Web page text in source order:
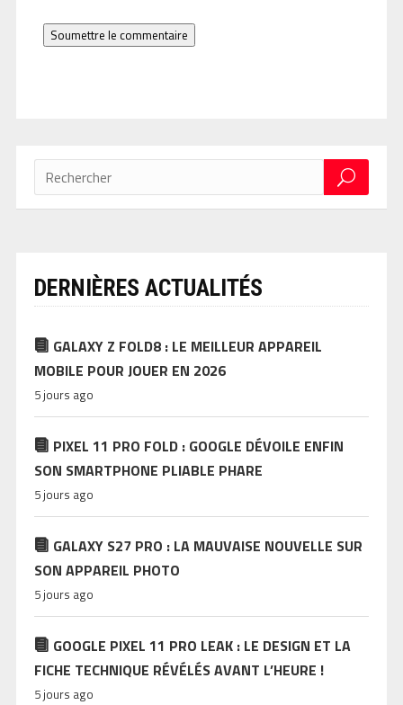
Soumettre le commentaire
DERNIÈRES ACTUALITÉS
GALAXY Z FOLD8 : LE MEILLEUR APPAREIL
MOBILE POUR JOUER EN 2026
5 jours ago
PIXEL 11 PRO FOLD : GOOGLE DÉVOILE ENFIN
SON SMARTPHONE PLIABLE PHARE
5 jours ago
GALAXY S27 PRO : LA MAUVAISE NOUVELLE SUR
SON APPAREIL PHOTO
5 jours ago
GOOGLE PIXEL 11 PRO LEAK : LE DESIGN ET LA
FICHE TECHNIQUE RÉVÉLÉS AVANT L’HEURE !
5 jours ago